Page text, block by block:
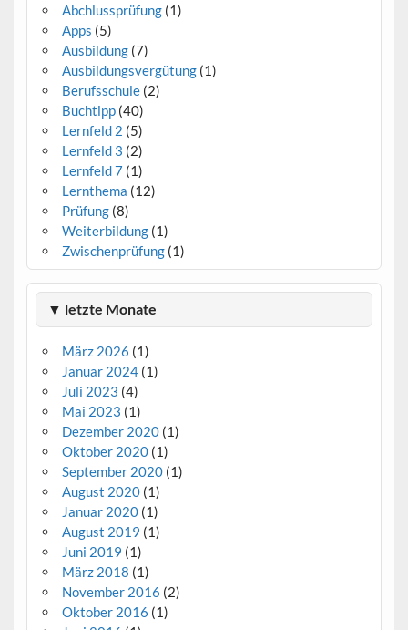
Abchlussprüfung(1)
Apps (5)
Ausbildung(7)
Ausbildungsvergütung(1)
Berufsschule(2)
Buchtipp(40)
Lernfeld 2 (5)
Lernfeld 3 (2)
Lernfeld 7(1)
Lernthema (12)
Prüfung(8)
Weiterbildung(1)
Zwischenprüfung(1)
▼ letzte Monate
März 2026 (1)
Januar 2024(1)
Juli 2023 (4)
Mai 2023 (1)
Dezember 2020(1)
Oktober 2020(1)
September 2020(1)
August 2020(1)
Januar 2020(1)
August 2019 (1)
Juni 2019 (1)
März 2018 (1)
November 2016 (2)
Oktober 2016 (1)